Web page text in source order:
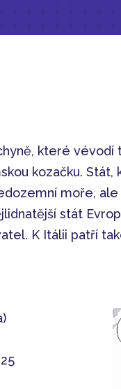
které
kozačku.
moře,
stát
K Itálii patří